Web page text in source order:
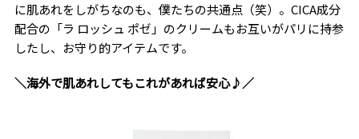
に肌あれをしがちなのも、僕たちの共通点（笑）。CICA成分
配合の「ラ ロッシュ ポゼ」のクリームもお互いがパリに持参
したし、お守り的アイテムです。
＼海外で肌あれしてもこれがあれば安心♪／